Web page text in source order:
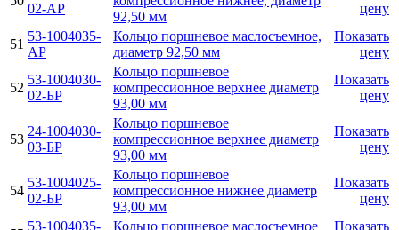
02-AР
92,50 мм
цену
51
53-1004035-
AР
Кольцо поршневое маслосъемное,
диаметр 92,50 мм
Показать
цену
52
53-1004030-
02-БР
Кольцо поршневое
компрессионное верхнее диаметр
93,00 мм
Показать
цену
53
24-1004030-
03-БР
Кольцо поршневое
компрессионное верхнее диаметр
93,00 мм
Показать
цену
54
53-1004025-
02-БР
Кольцо поршневое
компрессионное нижнее диаметр
93,00 мм
Показать
цену
53-1004035-
Кольцо поршневое маслосъемное
Показать